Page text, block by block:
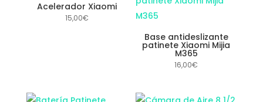
Acelerador Xiaomi
15,00€
Base antideslizante
patinete Xiaomi Mijia
M365
16,00€